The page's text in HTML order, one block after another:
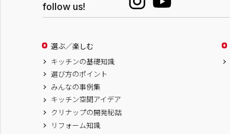
follow us!
選ぶ／楽しむ
キッチンの基礎知識
選び方のポイント
みんなの事例集
キッチン空間アイデア
クリナップの開発秘話
リフォーム知識